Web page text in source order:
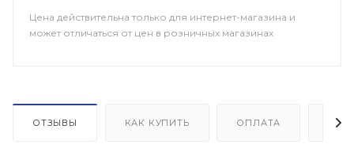
Цена действительна только для интернет-магазина и
может отличаться от цен в розничных магазинах
ОТЗЫВЫ КАК КУПИТЬ ОПЛАТА